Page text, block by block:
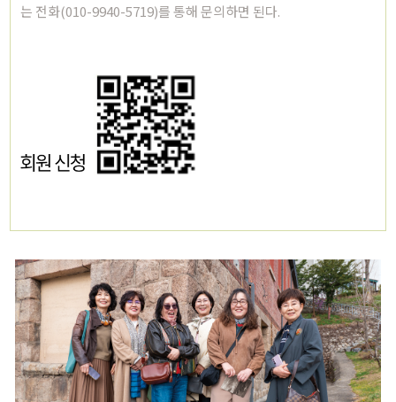
는 전화(010-9940-5719)를 통해 문의하면 된다.